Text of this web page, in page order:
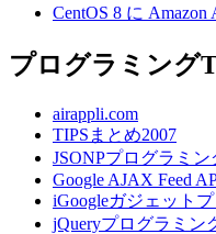
CentOS 8 に
プログラミング
airappli.com
TIPSまとめ2007
JSONPプログラミン
Google AJAX Feed
iGoogleガジェット
jQueryプログラミン